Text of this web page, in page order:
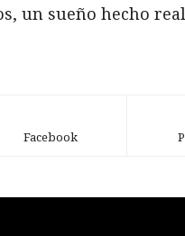
un sueño hecho
Facebook